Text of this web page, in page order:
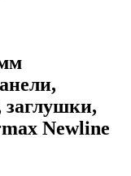
заглушки,
Newline